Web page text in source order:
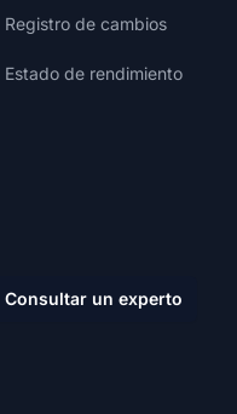
Registro de cambios
Estado de rendimiento
Consultar un experto